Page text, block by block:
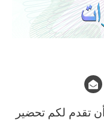
تقدم لكم تحضير